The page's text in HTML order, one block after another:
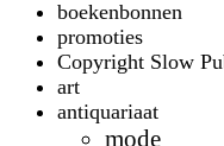
boekenbonnen
promoties
Copyright Slow
art
antiquariaat
mode